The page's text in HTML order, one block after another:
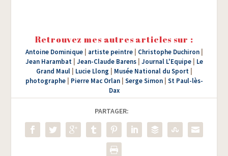
Retrouvez mes autres articles sur :
Antoine Dominique| artiste peintre| Christophe Duchiron|
Jean Harambat| Jean-Claude Barens| Journal L'Equipe| Le
Grand Maul| Lucie Llong Musée National du Sport|
photographe| Pierre Mac Orlan| Serge Simon| St Paul-lès-
Dax
PARTAGER: